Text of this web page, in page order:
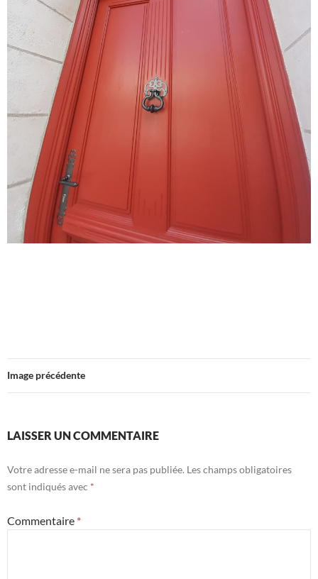
Image précédente
LAISSER UN COMMENTAIRE
Votre adresse e-mail ne sera pas publiée. Les champs obligatoires
sont indiqués avec *
Commentaire *